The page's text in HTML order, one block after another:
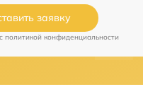
заявку
политикой конфиденциальности